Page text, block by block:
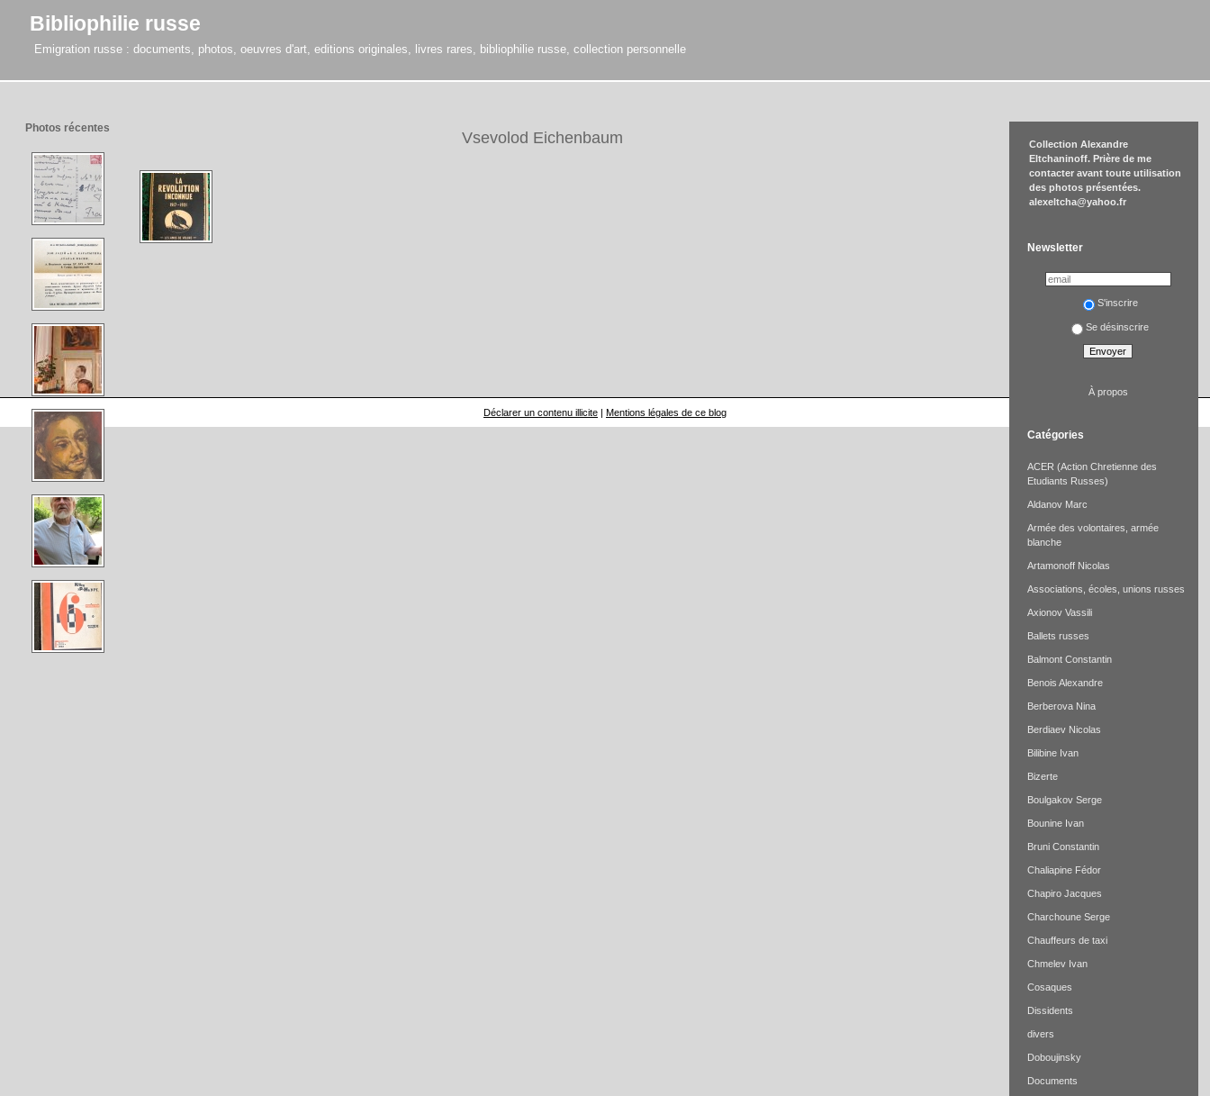
Bibliophilie russe
Emigration russe : documents, photos, oeuvres d'art, editions originales, livres rares, bibliophilie russe, collection personnelle
Vsevolod Eichenbaum
Photos récentes
Collection Alexandre
Eltchaninoff. Prière de me
contacter avant toute utilisation
des photos présentées.
alexeltcha@yahoo.fr
Newsletter
S'inscrire
Se désinscrire
À propos
Catégories
ACER (Action Chretienne des
Etudiants Russes)
Aldanov Marc
Armée des volontaires, armée
blanche
Artamonoff Nicolas
Associations, écoles, unions russes
Axionov Vassili
Ballets russes
Balmont Constantin
Benois Alexandre
Berberova Nina
Berdiaev Nicolas
Bilibine Ivan
Bizerte
Boulgakov Serge
Bounine Ivan
Bruni Constantin
Chaliapine Fédor
Chapiro Jacques
Charchoune Serge
Chauffeurs de taxi
Chmelev Ivan
Cosaques
Dissidents
divers
Doboujinsky
Documents
Déclarer un contenu illicite | Mentions légales de ce blog